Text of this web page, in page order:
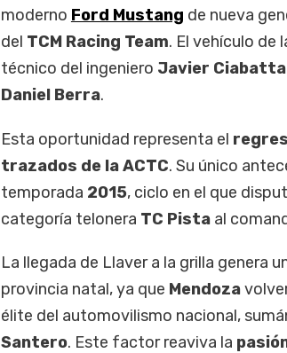
moderno Ford Mustang de nueva
del TCM Racing Team. El vehículo de
técnico del ingeniero Javier
Daniel Berra.
Esta oportunidad representa el
trazados de la ACTC. Su único
temporada 2015, ciclo en el que
categoría telonera TC Pistaal
La llegada de Llaver a la grilla genera
provincia natal, ya que Mendoza
élite del automovilismo nacional,
Santero. Este factor reaviva la